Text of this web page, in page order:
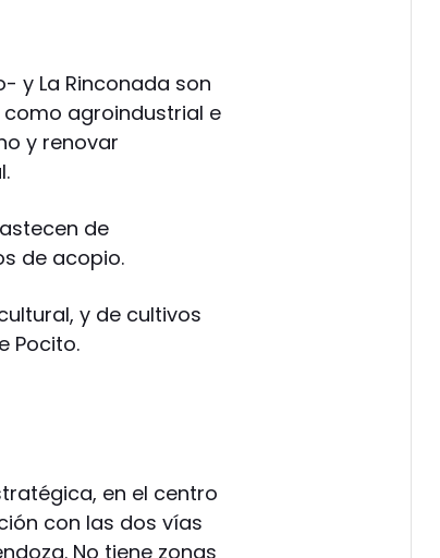
y La Rinconada son
agroindustrial e
y renovar
de
de acopio.
y de cultivos
Pocito.
en el centro
con las dos vías
No tiene zonas